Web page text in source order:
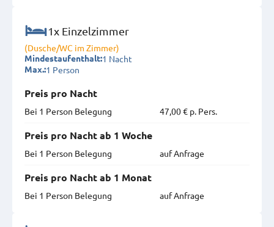
1x Einzelzimmer
(Dusche/WC im Zimmer)
Mindestaufenthalt:1 Nacht
Max.:1 Person
Preis pro Nacht
Bei 1 Person Belegung
47,00 € p. Pers.
Preis pro Nacht ab 1 Woche
Bei 1 Person Belegung
auf Anfrage
Preis pro Nacht ab 1 Monat
Bei 1 Person Belegung
auf Anfrage